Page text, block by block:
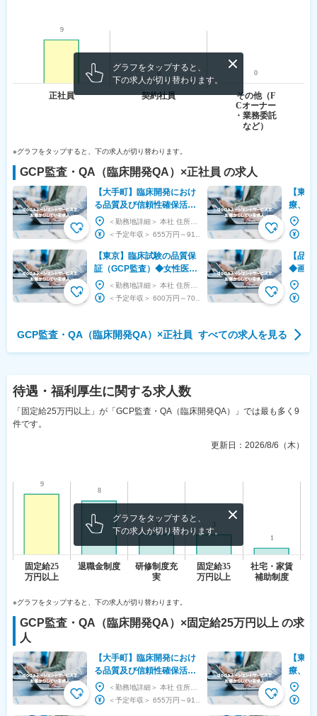
グラフをタップすると、
下の求人が切り替わります。
※グラフをタップすると、下の求人が切り替わります。
GCP監査・QA（臨床開発QA） ×正社員 の求人
【大手町】臨床開発におけ
る品質及び信頼性確保活動
◆東証プライム上場・キリ
ングループ／福利厚生充実
【東京】臨床試験の品質保
証（GCP監査）◆女性医療
のパイオニア／バイオシミ
ラー展開
【東
療、オ
受託
～
【品
◆画像
に寄
◆フレ
GCP監査・QA（臨床開発QA） ×正社員 すべての求人を見る
待遇・福利厚生に関する求人数
「固定給25万円以上」が「GCP監査・QA（臨床開発QA）」では最も多く9
件です。
更新日： 2026/8/6（木）
グラフをタップすると、
下の求人が切り替わります。
※グラフをタップすると、下の求人が切り替わります。
GCP監査・QA（臨床開発QA） ×固定給25万円以上 の求
人
【大手町】臨床開発におけ
る品質及び信頼性確保活動
◆東証プライム上場・キリ
ングループ／福利厚生充実
【東
療、オ
受託
～